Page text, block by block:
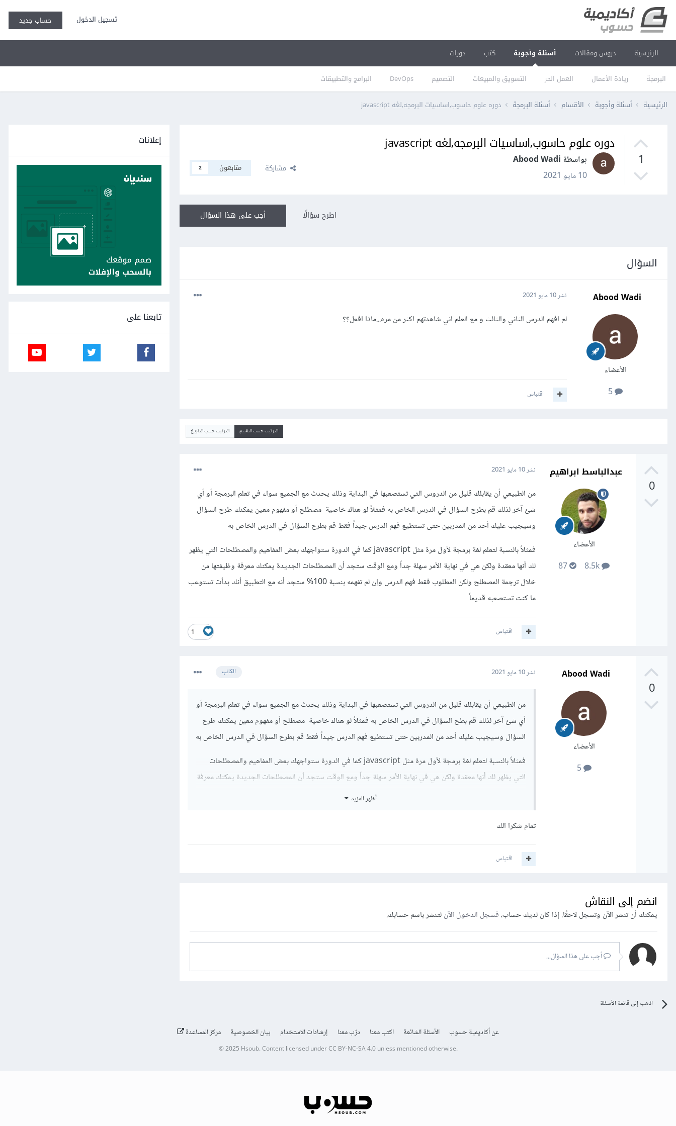
تسجيل الدخول حساب جديد
الرئيسية دروس ومقالات أسئلة وأجوبة
البرمجة ريادة الأعمال العمل الحر التسويق والمبيعات التصميم DevOps البرامج والتطبيقات
كتب دورات
الرئيسية أسئلة وأجوبة الأقسام أسئلة البرمجة دوره علوم حاسوب,اساسيات البرمجه,لغه javascript
1
دوره علوم حاسوب,اساسيات البرمجه,لغه javascript
بواسطة Abood Wadi
10 مايو 2021
مشاركة متابعون 2
أجب على هذا السؤال اطرح سؤالًا
السؤال
Abood Wadi
الأعضاء
5
نشر10 مايو 2021
لم افهم الدرس الثاني والثالث و مع العلم اني شاهدتهم اكثر من مره...ماذا افعل؟؟
اقتباس
الترتيب حسب التقييم الترتيب حسب التاريخ
0
عبدالباسط ابراهيم
الأعضاء
نشر10 مايو 2021
من الطبيعي أن يقابلك قليل من الدروس التي تستصعبها في البداية وذلك يحدث مع الجميع سواء في تعلم البرمجة أو أي
شئ آخر لذلك قم بطرح السؤال في الدرس الخاص به فمثلاً لو هناك خاصية مصطلح أو مفهوم معين يمكنك طرح السؤال
وسيجيب عليك أحد من المدربين حتى تستطيع فهم الدرس جيداً فقط قم بطرح السؤال في الدرس الخاص به
فمثلاً بالنسبة لتعلم لغة برمجة لأول مرة مثل javascript كما في الدورة ستواجهك بعض المفاهيم والمصطلحات التي يظهر
لك أنها معقدة ولكن هي في نهاية الأمر سهلة جداً ومع الوقت ستجد أن المصطلحات الجديدة يمكنك معرفة وظيفتها من
خلال ترجمة المصطلح ولكن المطلوب فقط فهم الدرس وإن لم تفهمه بنسبة 100% ستجد أنه مع التطبيق أنك بدأت تستوعب
ما كنت تستصعبه قديماً
1 اقتباس
0
Abood Wadi
الأعضاء
5
الكاتب نشر10 مايو 2021
من الطبيعي أن يقابلك قليل من الدروس التي تستصعبها في البداية وذلك يحدث مع الجميع سواء في تعلم البرمجة أو
أي شئ آخر لذلك قم بطح السؤال في الدرس الخاص به فمثلاً لو هناك خاصية مصطلح أو مفهوم معين يمكنك طرح
السؤال وسيجيب عليك أحد من المدربين حتى تستطيع فهم الدرس جيداً فقط قم بطرح السؤال في الدرس الخاص به
فمثلاً بالنسبة لتعلم لغة برمجة لأول مرة مثل javascript كما في الدورة ستواجهك بعض المفاهيم والمصطلحات
التي يظهر لك أنها معقدة ولكن هي في نهاية الأمر سهلة جداً ومع الوقت ستجد أن المصطلحات الجديدة يمكنك معرفة
أظهر المزيد
تمام شكرا الك
اقتباس
انضم إلى النقاش
يمكنك أن تنشر الآن وتسجل لاحقًا. إذا كان لديك حساب،فسجل الدخول الآنلتنشر باسم حسابك.
أجب على هذا السؤال...
اذهب إلى قائمة الأسئلة
إعلانات
تابعنا على
عن أكاديمية حسوب الأسئلة الشائعة اكتب معنا درّب معنا إرشادات الاستخدام بيان الخصوصية مركز المساعدة
© 2025 Hsoub.Content licensed underCC BY-NC-SA 4.0unless mentioned otherwise.